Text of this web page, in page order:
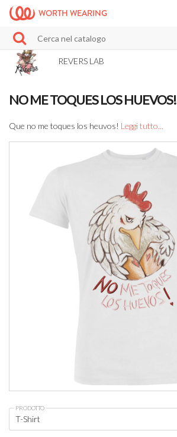
WORTH WEARING
REVERS LAB
NO ME TOQUES LOS HUEVOS!
Que no me toques los heuvos! Leggi tutto...
PRODOTTO